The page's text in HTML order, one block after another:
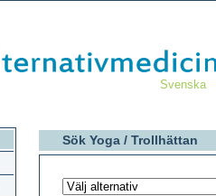
Svenska
Sök Yoga / Trollhättan